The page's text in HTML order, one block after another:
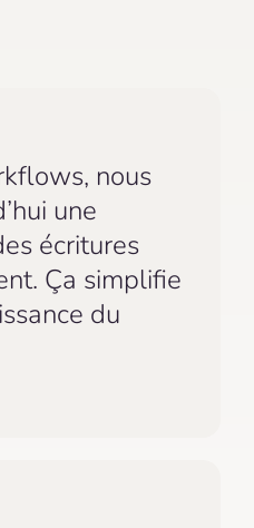
nous
une
écritures
Ça simplifie
du